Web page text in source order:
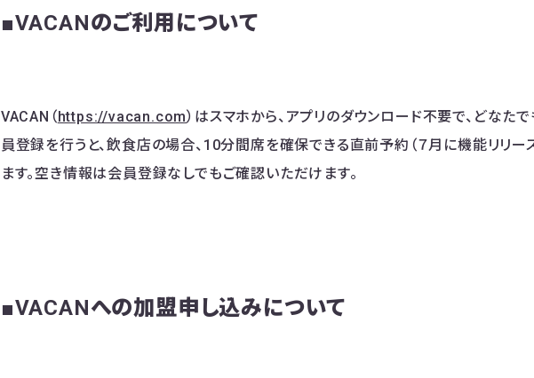
■VACANのご利用について
VACAN（https://vacan.com）はスマホから、アプリのダウンロード不要で、どなた
員登録を行うと、飲食店の場合、10分間席を確保できる直前予約（７月に機能リリー
ます。空き情報は会員登録なしでもご確認いただけます。
■VACANへの加盟申し込みについて